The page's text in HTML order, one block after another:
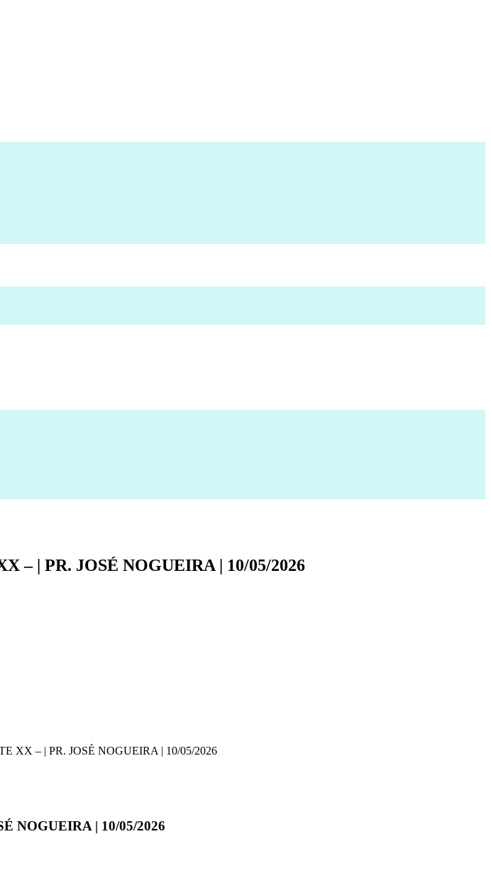
– | PR. JOSÉ NOGUEIRA | 10/05/2026
XX – | PR. JOSÉ NOGUEIRA | 10/05/2026
NOGUEIRA | 10/05/2026